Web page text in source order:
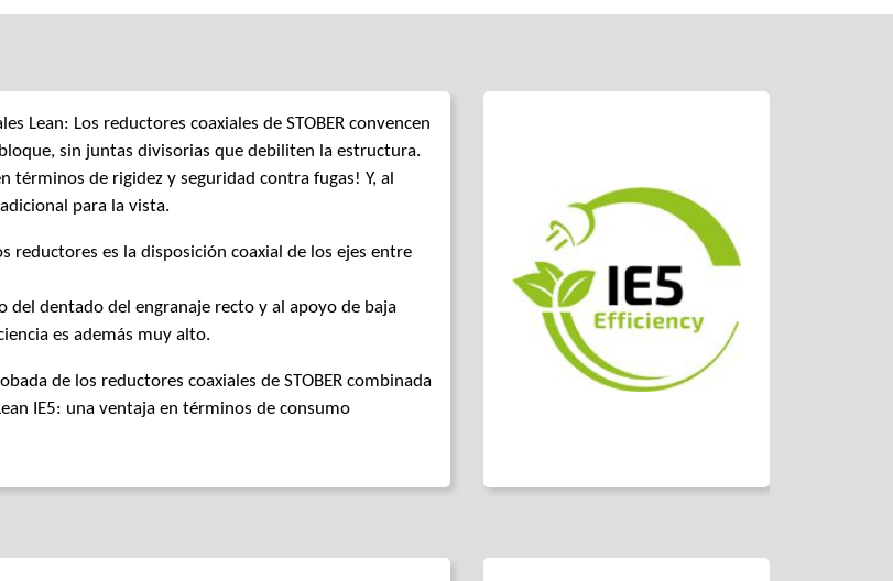
Lean: Los reductores coaxiales de STOBER convencen
sin juntas divisorias que debiliten la estructura.
términos de rigidez y seguridad contra fugas! Y, al
para la vista.
reductores es la disposición coaxial de los ejes entre
del dentado del engranaje recto y al apoyo de baja
es además muy alto.
de los reductores coaxiales de STOBER combinada
IE5: una ventaja en términos de consumo